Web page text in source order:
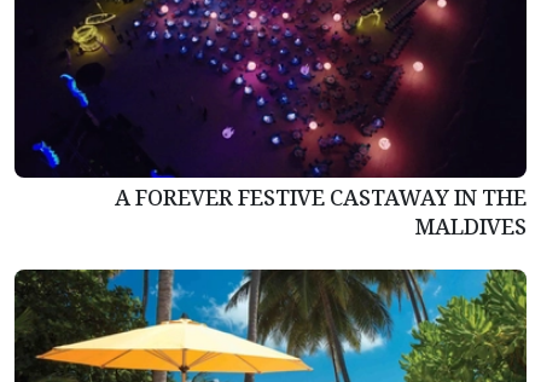
A FOREVER FESTIVE CASTAWAY IN THE
MALDIVES